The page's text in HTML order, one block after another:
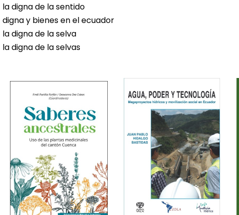
la digna de la sentido
digna y bienes en el ecuador
la digna de la selva
la digna de la selvas